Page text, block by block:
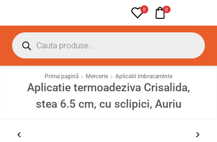
0 0
Prima pagină Mercerie Aplicatii imbracaminte
Aplicatie termoadeziva Crisalida,
stea 6.5 cm, cu sclipici, Auriu